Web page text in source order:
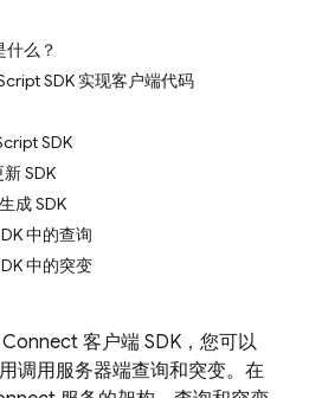
什么？
SDK 实现客户端代码
SDK
SDK
成 SDK
中的查询
中的突变
Connect 客户端 SDK，您可以
调用服务器端查询和突变。在